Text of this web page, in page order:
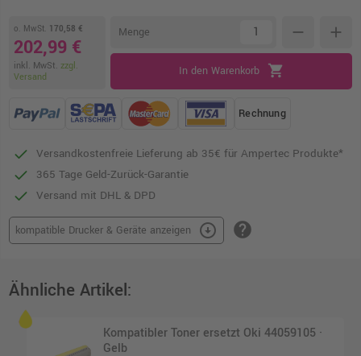
o. MwSt. 170,58 €
202,99 €
inkl. MwSt. zzgl.
Versand
Menge remove add
In den Warenkorb shopping_cart
Rechnung
Versandkostenfreie Lieferung ab 35€ für Ampertec Produkte*
365 Tage Geld-Zurück-Garantie
Versand mit DHL & DPD
kompatible Drucker & Geräte anzeigen arrow_circle_down help
Ähnliche Artikel:
Kompatibler Toner ersetzt Oki 44059105 ·
Gelb